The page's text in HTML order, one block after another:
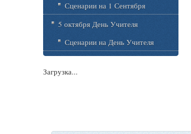
Сценарии на 1 Сентября
5 октября День Учителя
Сценарии на День Учителя
Загрузка...